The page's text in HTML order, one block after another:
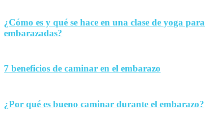
¿Cómo es y qué se hace en una clase de yoga para
embarazadas?
7 beneficios de caminar en el embarazo
¿Por qué es bueno caminar durante el embarazo?